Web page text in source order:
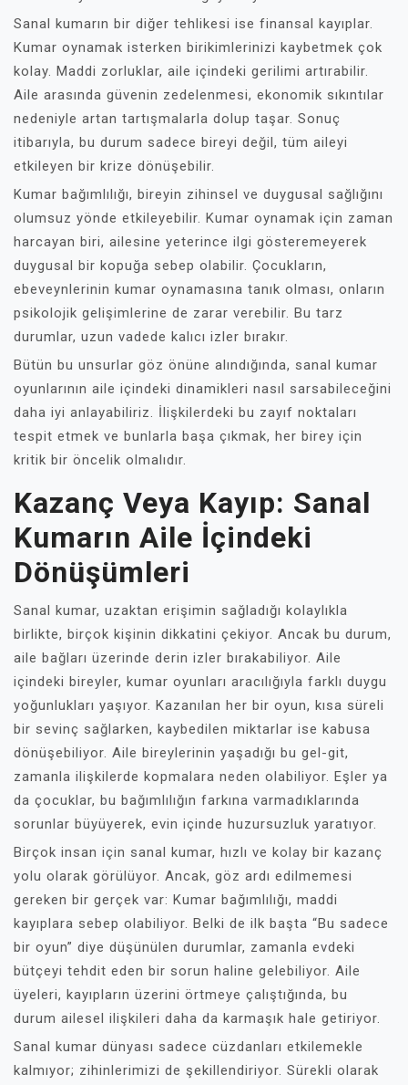
Sanal kumarın bir diğer tehlikesi ise finansal kayıplar.
Kumar oynamak isterken birikimlerinizi kaybetmek çok
kolay. Maddi zorluklar, aile içindeki gerilimi artırabilir.
Aile arasında güvenin zedelenmesi, ekonomik sıkıntılar
nedeniyle artan tartışmalarla dolup taşar. Sonuç
itibarıyla, bu durum sadece bireyi değil, tüm aileyi
etkileyen bir krize dönüşebilir.
Kumar bağımlılığı, bireyin zihinsel ve duygusal sağlığını
olumsuz yönde etkileyebilir. Kumar oynamak için zaman
harcayan biri, ailesine yeterince ilgi gösteremeyerek
duygusal bir kopuğa sebep olabilir. Çocukların,
ebeveynlerinin kumar oynamasına tanık olması, onların
psikolojik gelişimlerine de zarar verebilir. Bu tarz
durumlar, uzun vadede kalıcı izler bırakır.
Bütün bu unsurlar göz önüne alındığında, sanal kumar
oyunlarının aile içindeki dinamikleri nasıl sarsabileceğini
daha iyi anlayabiliriz. İlişkilerdeki bu zayıf noktaları
tespit etmek ve bunlarla başa çıkmak, her birey için
kritik bir öncelik olmalıdır.
Kazanç Veya Kayıp: Sanal
Kumarın Aile İçindeki
Dönüşümleri
Sanal kumar, uzaktan erişimin sağladığı kolaylıkla
birlikte, birçok kişinin dikkatini çekiyor. Ancak bu durum,
aile bağları üzerinde derin izler bırakabiliyor. Aile
içindeki bireyler, kumar oyunları aracılığıyla farklı duygu
yoğunlukları yaşıyor. Kazanılan her bir oyun, kısa süreli
bir sevinç sağlarken, kaybedilen miktarlar ise kabusa
dönüşebiliyor. Aile bireylerinin yaşadığı bu gel-git,
zamanla ilişkilerde kopmalara neden olabiliyor. Eşler ya
da çocuklar, bu bağımlılığın farkına varmadıklarında
sorunlar büyüyerek, evin içinde huzursuzluk yaratıyor.
Birçok insan için sanal kumar, hızlı ve kolay bir kazanç
yolu olarak görülüyor. Ancak, göz ardı edilmemesi
gereken bir gerçek var: Kumar bağımlılığı, maddi
kayıplara sebep olabiliyor. Belki de ilk başta “Bu sadece
bir oyun” diye düşünülen durumlar, zamanla evdeki
bütçeyi tehdit eden bir sorun haline gelebiliyor. Aile
üyeleri, kayıpların üzerini örtmeye çalıştığında, bu
durum ailesel ilişkileri daha da karmaşık hale getiriyor.
Sanal kumar dünyası sadece cüzdanları etkilemekle
kalmıyor; zihinlerimizi de şekillendiriyor. Sürekli olarak